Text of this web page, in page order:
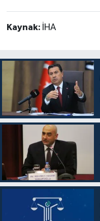
Kaynak: İHA